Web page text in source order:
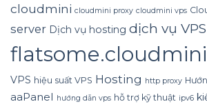
cloudmini cloudmini proxy cloudmini vps
server Dịch vụ hosting dịch vụ VPS
VPS hiệu suất VPS Hosting http proxy
aaPanel hướng dẫn vps hỗ trợ kỹ thuật ipv6